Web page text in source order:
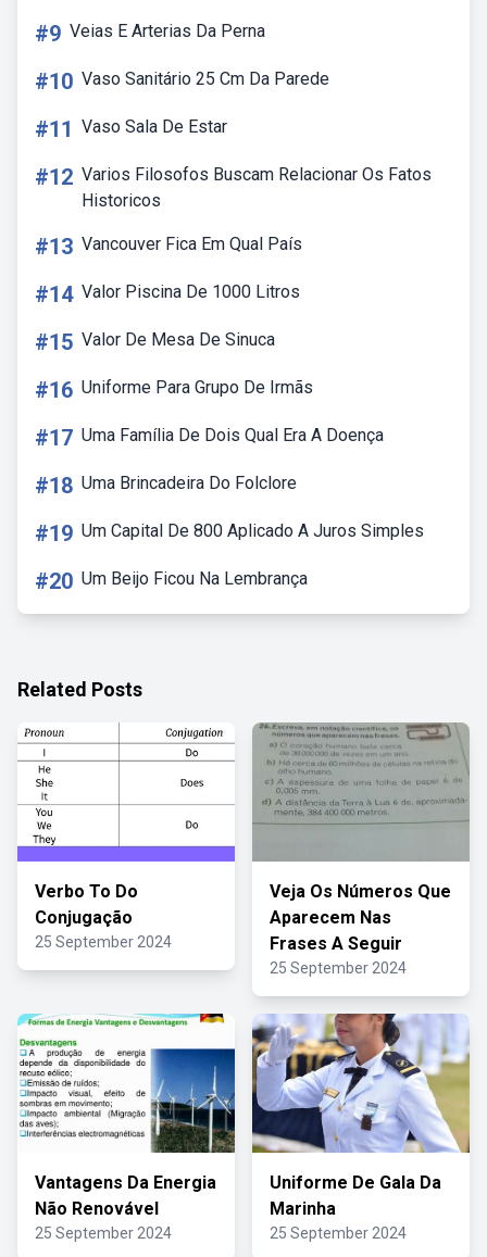
#9 Veias E Arterias Da Perna
#10 Vaso Sanitário 25 Cm Da Parede
#11 Vaso Sala De Estar
#12 Varios Filosofos Buscam Relacionar Os Fatos
Historicos
#13 Vancouver Fica Em Qual País
#14 Valor Piscina De 1000 Litros
#15 Valor De Mesa De Sinuca
#16 Uniforme Para Grupo De Irmãs
#17 Uma Família De Dois Qual Era A Doença
#18 Uma Brincadeira Do Folclore
#19 Um Capital De 800 Aplicado A Juros Simples
#20 Um Beijo Ficou Na Lembrança
Related Posts
Verbo To Do
Conjugação
25 September 2024
Veja Os Números Que
Aparecem Nas
Frases A Seguir
25 September 2024
Vantagens Da Energia
Não Renovável
25 September 2024
Uniforme De Gala Da
Marinha
25 September 2024